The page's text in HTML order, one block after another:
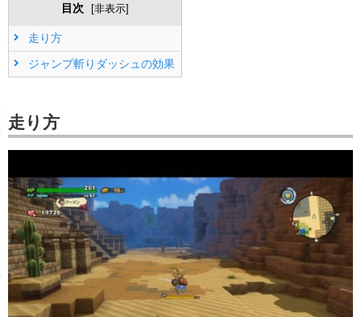
目次 [非表示]
走り方
ジャンプ斬りダッシュの効果
走り方